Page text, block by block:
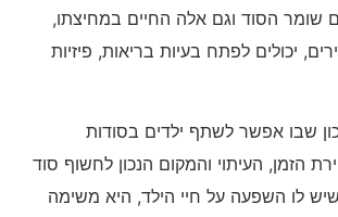
שומר הסוד וגם אלה החיים במחיצתו,
יכולים לפתח בעיות בריאות, פיזיות
שבו אפשר לשתף ילדים בסודות
הזמן, העיתוי והמקום הנכון לחשוף סוד
לו השפעה על חיי הילד, היא משימה